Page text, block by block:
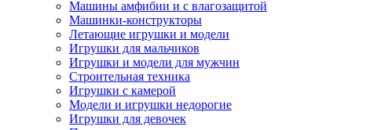
Машины амфибии и с влагозащитой
Машинки-конструкторы
Летающие игрушки и модели
Игрушки для мальчиков
Игрушки и модели для мужчин
Строительная техника
Игрушки с камерой
Модели и игрушки недорогие
Игрушки для девочек